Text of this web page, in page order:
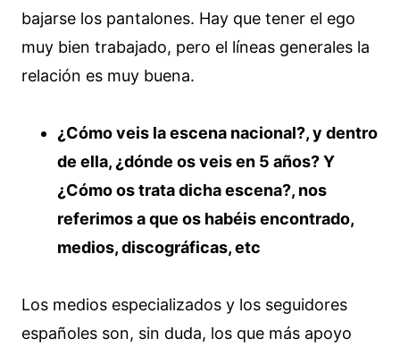
bajarse los pantalones. Hay que tener el ego
muy bien trabajado, pero el líneas generales la
relación es muy buena.
¿Cómo veis la escena nacional?, y dentro
de ella, ¿dónde os veis en 5 años? Y
¿Cómo os trata dicha escena?, nos
referimos a que os habéis encontrado,
medios, discográficas, etc
Los medios especializados y los seguidores
españoles son, sin duda, los que más apoyo